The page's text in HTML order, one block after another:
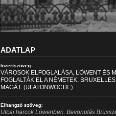
ADATLAP
Inzertszöveg:
VÁROSOK ELFOGLALÁSA, LÖWENT ÉS
FOGLALTÁK EL A NÉMETEK.
MAGÁT. (UFATONWOCHE)
Elhangzó szöveg:
Utcai harcok Löwenben. Bevonulás